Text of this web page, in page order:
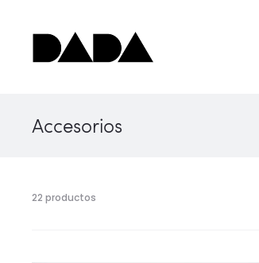
Accesorios
22 productos